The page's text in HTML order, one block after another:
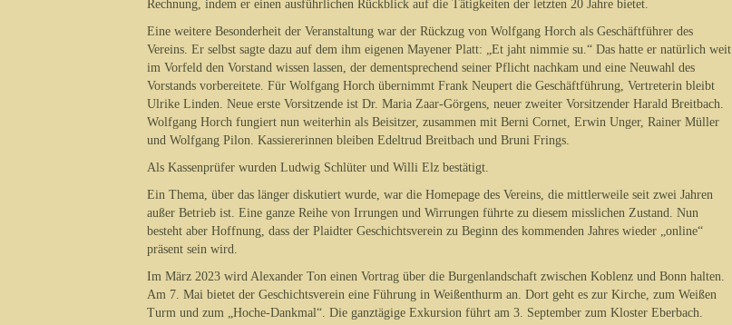
Rechnung, indem er einen ausführlichen Rückblick auf die Tätigkeiten der letzten 20 Jahre bietet.
Eine weitere Besonderheit der Veranstaltung war der Rückzug von Wolfgang Horch als Geschäftführer des
Vereins. Er selbst sagte dazu auf dem ihm eigenen Mayener Platt: „Et jaht nimmie su.“ Das hatte er natürlich weit
im Vorfeld den Vorstand wissen lassen, der dementsprechend seiner Pflicht nachkam und eine Neuwahl des
Vorstands vorbereitete. Für Wolfgang Horch übernimmt Frank Neupert die Geschäftführung, Vertreterin bleibt
Ulrike Linden. Neue erste Vorsitzende ist Dr. Maria Zaar-Görgens, neuer zweiter Vorsitzender Harald Breitbach.
Wolfgang Horch fungiert nun weiterhin als Beisitzer, zusammen mit Berni Cornet, Erwin Unger, Rainer Müller
und Wolfgang Pilon. Kassiererinnen bleiben Edeltrud Breitbach und Bruni Frings.
Als Kassenprüfer wurden Ludwig Schlüter und Willi Elz bestätigt.
Ein Thema, über das länger diskutiert wurde, war die Homepage des Vereins, die mittlerweile seit zwei Jahren
außer Betrieb ist. Eine ganze Reihe von Irrungen und Wirrungen führte zu diesem misslichen Zustand. Nun
besteht aber Hoffnung, dass der Plaidter Geschichtsverein zu Beginn des kommenden Jahres wieder „online“
präsent sein wird.
Im März 2023 wird Alexander Ton einen Vortrag über die Burgenlandschaft zwischen Koblenz und Bonn halten.
Am 7. Mai bietet der Geschichtsverein eine Führung in Weißenthurm an. Dort geht es zur Kirche, zum Weißen
Turm und zum „Hoche-Dankmal“. Die ganztägige Exkursion führt am 3. September zum Kloster Eberbach.